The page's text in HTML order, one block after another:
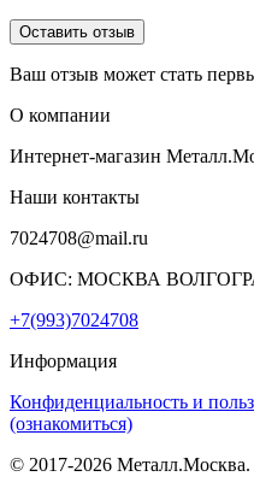
Оставить отзыв
Ваш отзыв может стать
О компании
Интернет-магазин
Наши контакты
7024708@mail.ru
ОФИС: МОСКВА
+7(993)7024708
Информация
Конфиденциальность и
(ознакомиться)
© 2017-2026